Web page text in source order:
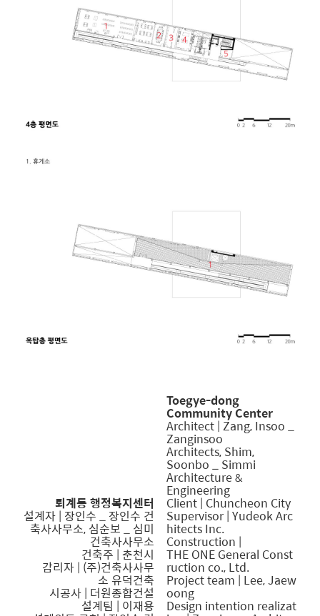
퇴계동 행정복지센터
설계자 | 장인수 _ 장인수 건
축사사무소, 심순보 _ 심미
건축사사무소
건축주 | 춘천시
감리자 | (주)건축사사무
소 유덕건축
시공사 | 더원종합건설
설계팀 | 이재용
Toegye-dong
Community Center
Architect | Zang, Insoo _
Zanginsoo
Architects, Shim,
Soonbo _ Simmi
Architecture &
Engineering
Client | Chuncheon City
Supervisor | Yudeok Arc
hitects Inc.
Construction |
THE ONE General Const
ruction co., Ltd.
Project team | Lee, Jaew
oong
Design intention realizat